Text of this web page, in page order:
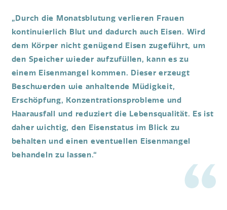
„Durch die Monatsblutung verlieren Frauen
kontinuierlich Blut und dadurch auch Eisen. Wird
dem Körper nicht genügend Eisen zugeführt, um
den Speicher wieder aufzufüllen, kann es zu
einem Eisenmangel kommen. Dieser erzeugt
Beschwerden wie anhaltende Müdigkeit,
Erschöpfung, Konzentrationsprobleme und
Haarausfall und reduziert die Lebensqualität. Es ist
daher wichtig, den Eisenstatus im Blick zu
behalten und einen eventuellen Eisenmangel
behandeln zu lassen.“